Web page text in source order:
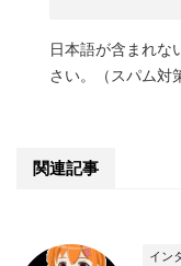
日本語が含まれな
さい。（スパム対
関連記事
イン